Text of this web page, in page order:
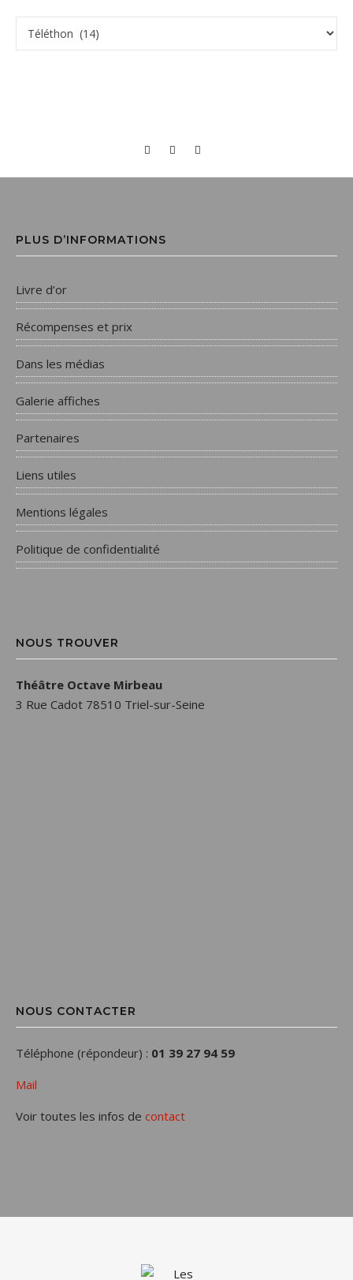
PLUS D’INFORMATIONS
Livre d’or
Récompenses et prix
Dans les médias
Galerie affiches
Partenaires
Liens utiles
Mentions légales
Politique de confidentialité
NOUS TROUVER
Théâtre Octave Mirbeau
3 Rue Cadot 78510 Triel-sur-Seine
NOUS CONTACTER
Téléphone (répondeur) : 01 39 27 94 59
Mail
Voir toutes les infos de contact